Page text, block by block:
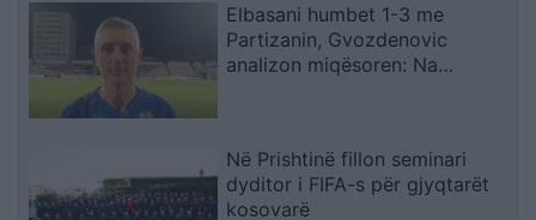
Elbasani humbet 1-3 me
Partizanin, Gvozdenovic
analizon miqësoren: Na
Në Prishtinë fillon seminari
dyditor i FIFA-s për gjyqtarët
kosovarë